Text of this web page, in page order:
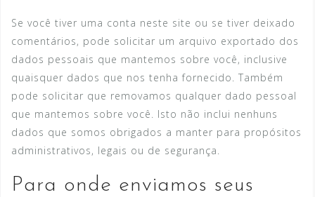
Se você tiver uma conta neste site ou se tiver deixado
comentários, pode solicitar um arquivo exportado dos
dados pessoais que mantemos sobre você, inclusive
quaisquer dados que nos tenha fornecido. Também
pode solicitar que removamos qualquer dado pessoal
que mantemos sobre você. Isto não inclui nenhuns
dados que somos obrigados a manter para propósitos
administrativos, legais ou de segurança.
Para onde enviamos seus